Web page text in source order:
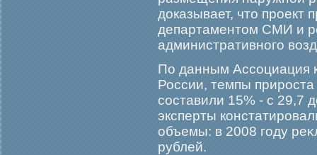
доказывает, что проект
департаментом СМИ и
административного
По данным Ассоциация
России, темпы
составили 15% - с 29,7
эксперты
объемы: в 2008 гοду
рублей.